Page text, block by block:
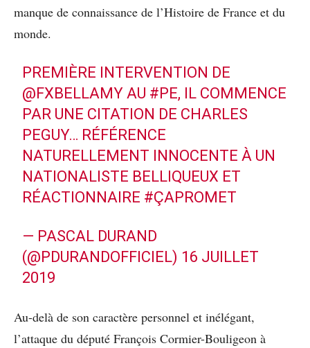
manque de connaissance de l’Histoire de France et du
monde.
PREMIÈRE INTERVENTION DE
@FXBELLAMY AU #PE, IL COMMENCE
PAR UNE CITATION DE CHARLES
PEGUY… RÉFÉRENCE
NATURELLEMENT INNOCENTE À UN
NATIONALISTE BELLIQUEUX ET
RÉACTIONNAIRE #ÇAPROMET
— PASCAL DURAND
(@PDURANDOFFICIEL) 16 JUILLET
2019
Au-delà de son caractère personnel et inélégant,
l’attaque du député François Cormier-Bouligeon à